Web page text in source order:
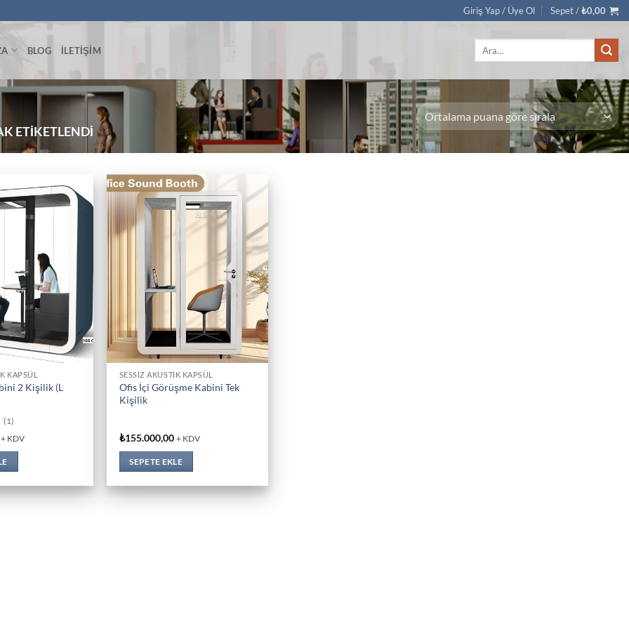
Giriş Yap / Üye Ol Sepet /₺0,00
BLOG İLETIŞIM
ETIKETLENDI
KAPSÜL
2 Kişilik (L
(1)
+ KDV
ekle
SESSIZ AKUSTIK KAPSÜL
Ofis İçi Görüşme Kabini Tek
Kişilik
₺155.000,00 + KDV
SEPETE EKLE